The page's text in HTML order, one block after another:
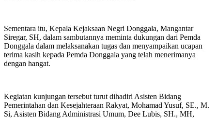
Sementara itu, Kepala Kejaksaan Negri Donggala, Mangantar
Siregar, SH, dalam sambutannya meminta dukungan dari Pemda
Donggala dalam melaksanakan tugas dan menyampaikan ucapan
terima kasih kepada Pemda Donggala yang telah menerimanya
dengan hangat.
Kegiatan kunjungan tersebut turut dihadiri Asisten Bidang
Pemerintahan dan Kesejahteraan Rakyat, Mohamad Yusuf, SE., M.
Si, Asisten Bidang Administrasi Umum, Dee Lubis, SH., MH,